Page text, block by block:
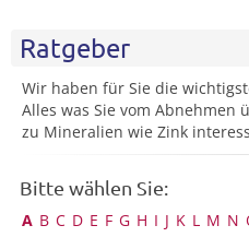
Ratgeber
Wir haben für Sie die
Alles was Sie vom Abnehmen
zu Mineralien wie Zink
Bitte wählen Sie:
A B C D E F G H I J K L M N